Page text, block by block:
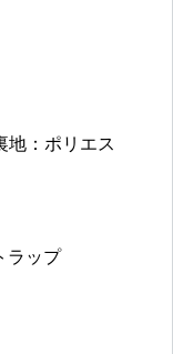
地：ポリエス
ラップ